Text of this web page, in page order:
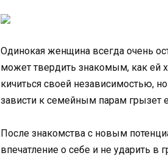
Одинокая женщина всегда очень
может твердить знакомым, как ей
кичиться своей независимостью,
зависти к семейным парам грызет
После знакомства с новым
впечатление о себе и не ударить в